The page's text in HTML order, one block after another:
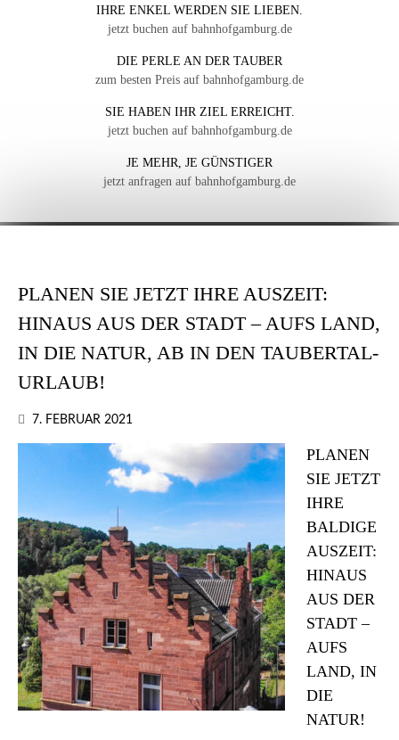
IHRE ENKEL WERDEN SIE LIEBEN.
jetzt buchen auf bahnhofgamburg.de
DIE PERLE AN DER TAUBER
zum besten Preis auf bahnhofgamburg.de
SIE HABEN IHR ZIEL ERREICHT.
jetzt buchen auf bahnhofgamburg.de
JE MEHR, JE GÜNSTIGER
jetzt anfragen auf bahnhofgamburg.de
PLANEN SIE JETZT IHRE AUSZEIT:
HINAUS AUS DER STADT – AUFS LAND,
IN DIE NATUR, AB IN DEN TAUBERTAL-
URLAUB!
7. FEBRUAR 2021
PLANEN
SIE JETZT
IHRE
BALDIGE
AUSZEIT:
HINAUS
AUS DER
STADT –
AUFS
LAND, IN
DIE
NATUR!